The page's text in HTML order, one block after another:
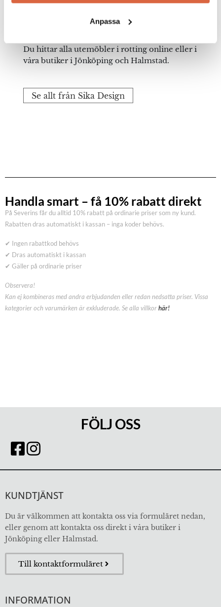
Anpassa
ytterligare mer bekväma genom att köpa till
Du hittar alla utemöbler i rotting online eller i
våra butiker i Jönköping och Halmstad.
Se allt från Sika Design
Handla smart – få 10% rabatt direkt
På Severins får du alltid 10% rabatt på ordinarie priser som ny kund.
Rabatten dras automatiskt i kassan – inga koder behövs.
✔ Ingen rabattkod behövs
✔ Dras automatiskt i kassan
✔ Gäller på ordinarie priser
Observera!
Kan ej kombineras med andra erbjudanden eller redan nedsatta priser. Vissa
kategorier och varumärken är exkluderade. Se alla villkorhär!
FÖLJ OSS
KUNDTJÄNST
Du är välkommen att kontakta oss via formuläret nedan,
eller genom att kontakta oss direkt i våra butiker i
Jönköping eller Halmstad.
Till kontaktformuläret
INFORMATION